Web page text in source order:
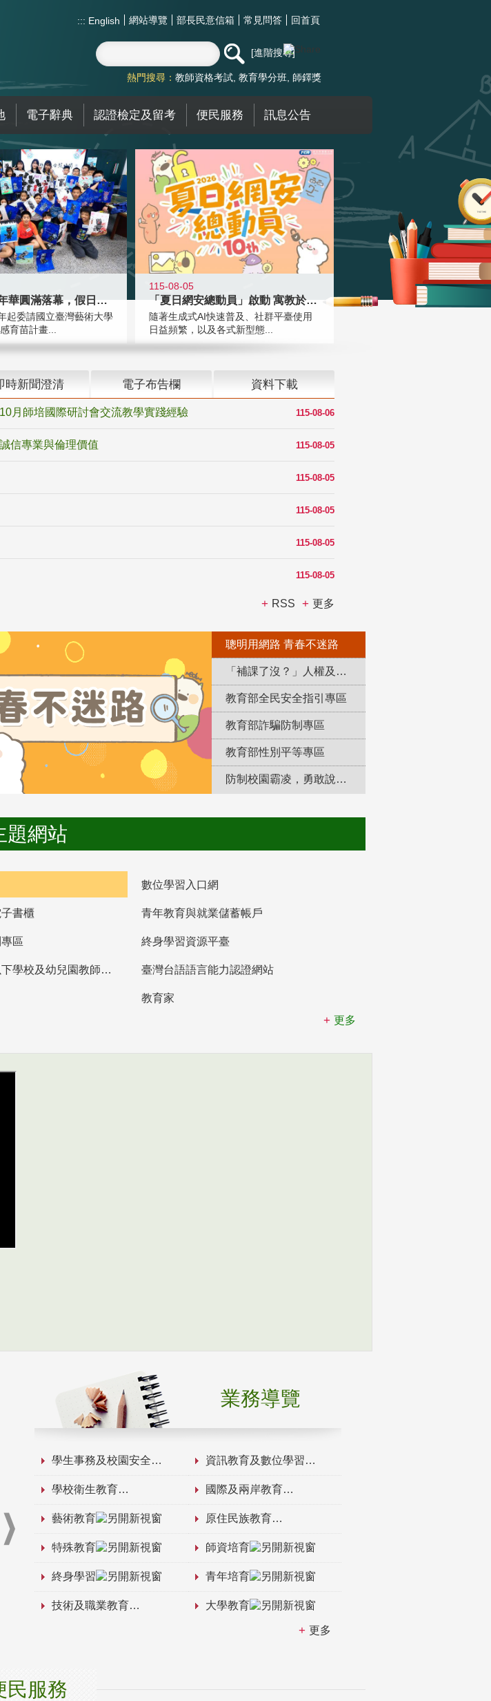
::: English 網站導覽 部長民意信箱 常見問答 回首頁
進階搜尋
熱門搜尋： 教師資格考試 教育學分班 師鐸獎
電子辭典 認證檢定及留考 便民服務 訊息公告
學校藝術嘉年華圓滿落幕，假日學校接
起委請國立臺灣藝術大學
育苗計畫...
115-08-05
「夏日網安總動員」啟動 寓教於樂提
隨著生成式AI快速普及、社群平臺使用
日益頻繁，以及各式新型態...
時新聞澄清 電子布告欄 資料下載
115-08-06
月師培國際研討會交流教學實踐經驗
115-08-05
信專業與倫理價值
115-08-05
115-08-05
115-08-05
115-08-05
RSS 更多
聰明用網路 青春不迷路
「補課了沒？」人權及轉型正義教育專區
教育部全民安全指引專區
教育部詐騙防制專區
教育部性別平等專區
防制校園霸凌，勇敢說出來！
題網站
數位學習入口網
書櫃 青年教育與就業儲蓄帳戶
區 終身學習資源平臺
教育部高中等以下學校及幼兒園教師資格檢定考試 臺灣台語語言能力認證網站
教育家
更多
業務導覽
學生事務及校園安全 資訊教育及數位學習
學校衛生教育 國際及兩岸教育
藝術教育 原住民族教育
特殊教育 師資培育
終身學習 青年培育
技術及職業教育 大學教育
更多
民服務